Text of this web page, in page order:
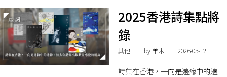
2025香港詩集點將
錄
其他| by 羊木 | 2026-03-12
詩集在香港，一向是邊緣中的邊